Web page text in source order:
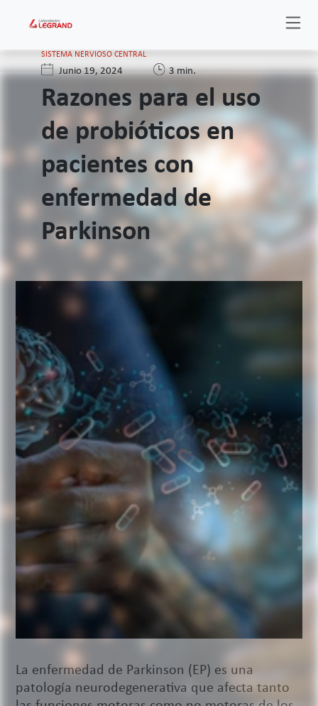
SISTEMA NERVIOSO CENTRAL
Junio 19, 2024 3 min.
Razones para el uso
de probióticos en
pacientes con
enfermedad de
Parkinson
La enfermedad de Parkinson (EP) es una
patología neurodegenerativa que afecta tanto